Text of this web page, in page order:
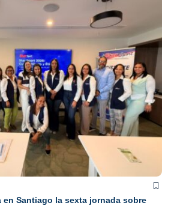
en Santiago la sexta jornada sobre